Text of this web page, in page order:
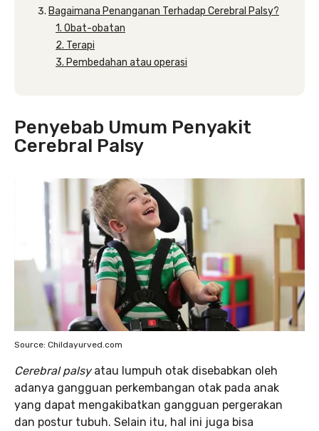
Bagaimana Penanganan Terhadap Cerebral Palsy?
1. Obat-obatan
2. Terapi
3. Pembedahan atau operasi
Penyebab Umum Penyakit
Cerebral Palsy
Source: Childayurved.com
Cerebral palsyatau lumpuh otak disebabkan oleh
adanya gangguan perkembangan otak pada anak
yang dapat mengakibatkan gangguan pergerakan
dan postur tubuh. Selain itu, hal ini juga bisa